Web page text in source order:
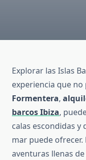
Explorar las Islas
experiencia que
Formentera,
barcos Ibiza,
calas escondidas
mar puede
aventuras llenas